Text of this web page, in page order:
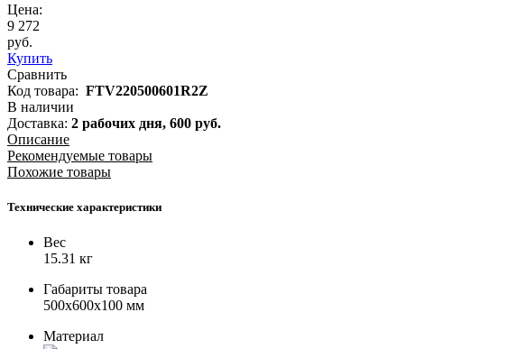
Цена:
9 272
руб.
Купить
Сравнить
Код товара: FTV220500601R2Z
В наличии
Доставка: 2 рабочих дня, 600 руб.
Описание
Рекомендуемые товары
Похожие товары
Технические характеристики
Вес
15.31 кг
Габариты товара
500x600x100 мм
Материал